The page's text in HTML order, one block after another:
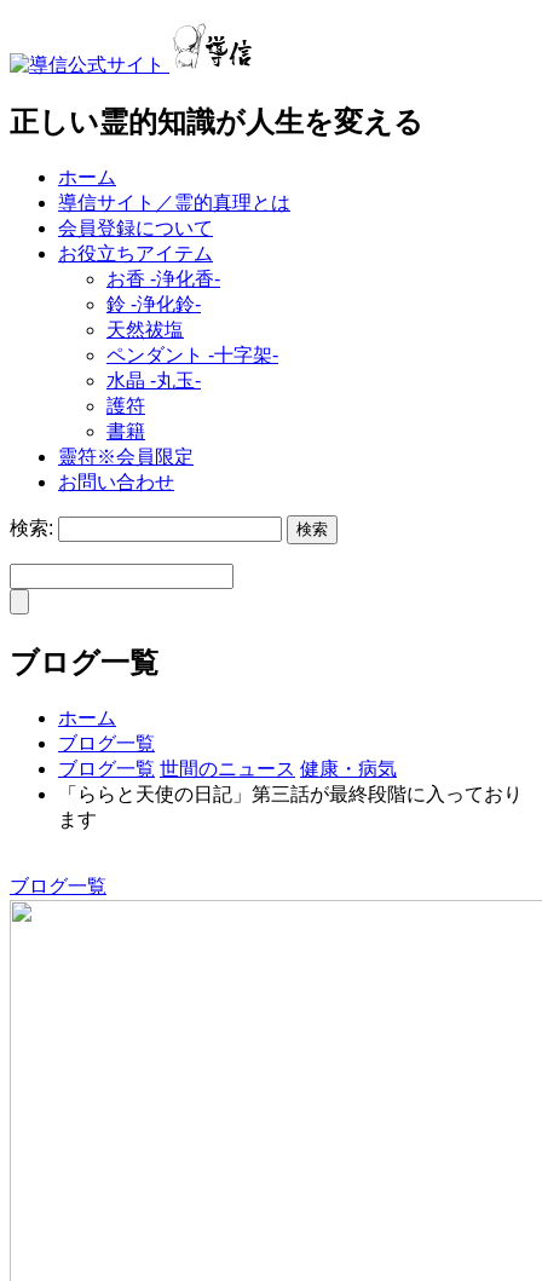
正しい霊的知識が人生を変える
ホーム
導信サイト／霊的真理とは
会員登録について
お役立ちアイテム
お香 ‐浄化香‐
鈴 ‐浄化鈴‐
天然祓塩
ペンダント -十字架-
水晶 -丸玉-
護符
書籍
靈符※会員限定
お問い合わせ
検索:
ブログ一覧
ホーム
ブログ一覧
ブログ一覧 世間のニュース 健康・病気
「ららと天使の日記」第三話が最終段階に入っており
ます
ブログ一覧